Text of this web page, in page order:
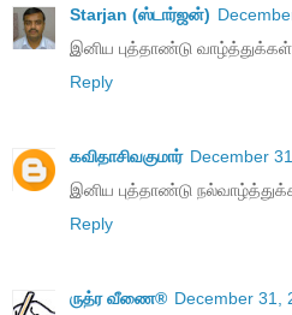
Starjan (ஸ்டார்ஜன்)
இனிய புத்தாண்டு வாழ்த்துக்கள்
Reply
கவிதாசிவகுமார் December
இனிய புத்தாண்டு
Reply
ருத்ர வீணை® December 31,